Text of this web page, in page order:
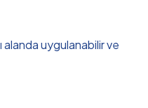
alanda uygulanabilir ve